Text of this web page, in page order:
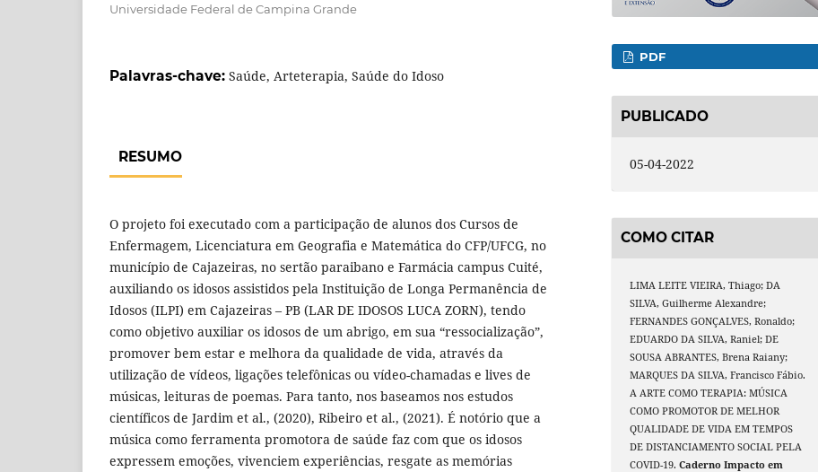
Universidade Federal de Campina Grande
Palavras-chave: Saúde, Arteterapia, Saúde do Idoso
RESUMO
O projeto foi executado com a participação de alunos dos Cursos de
Enfermagem, Licenciatura em Geografia e Matemática do CFP/UFCG, no
município de Cajazeiras, no sertão paraibano e Farmácia campus Cuité,
auxiliando os idosos assistidos pela Instituição de Longa Permanência de
Idosos (ILPI) em Cajazeiras – PB (LAR DE IDOSOS LUCA ZORN), tendo
como objetivo auxiliar os idosos de um abrigo, em sua “ressocialização”,
promover bem estar e melhora da qualidade de vida, através da
utilização de vídeos, ligações telefônicas ou vídeo-chamadas e lives de
músicas, leituras de poemas. Para tanto, nos baseamos nos estudos
científicos de Jardim et al., (2020), Ribeiro et al., (2021). É notório que a
música como ferramenta promotora de saúde faz com que os idosos
expressem emoções, vivenciem experiências, resgate as memórias
PDF
PUBLICADO
05-04-2022
COMO CITAR
LIMA LEITE VIEIRA, Thiago; DA
SILVA, Guilherme Alexandre;
FERNANDES GONÇALVES, Ronaldo;
EDUARDO DA SILVA, Raniel; DE
SOUSA ABRANTES, Brena Raiany;
MARQUES DA SILVA, Francisco Fábio.
A ARTE COMO TERAPIA: MÚSICA
COMO PROMOTOR DE MELHOR
QUALIDADE DE VIDA EM TEMPOS
DE DISTANCIAMENTO SOCIAL PELA
COVID-19.Caderno Impacto em